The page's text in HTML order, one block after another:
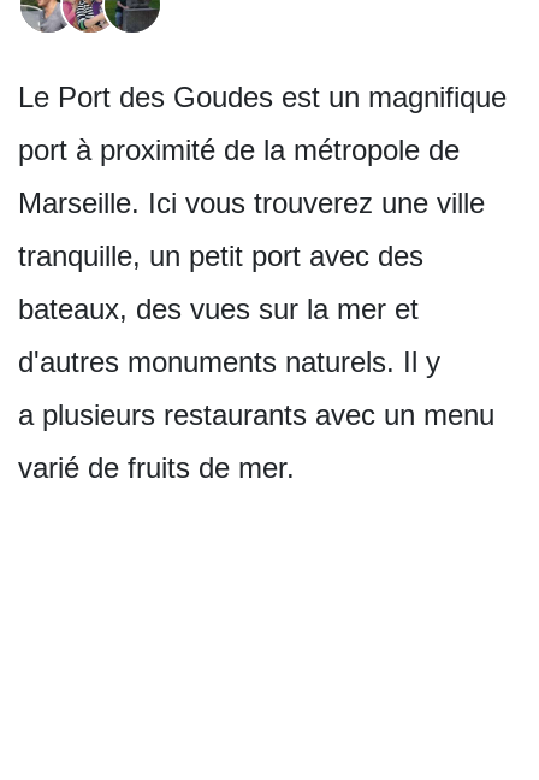
Le Port des Goudes est un magnifique
port à proximité de la métropole de
Marseille. Ici vous trouverez une ville
tranquille, un petit port avec des
bateaux, des vues sur la mer et
d'autres monuments naturels. Il y
a plusieurs restaurants avec un menu
varié de fruits de mer.